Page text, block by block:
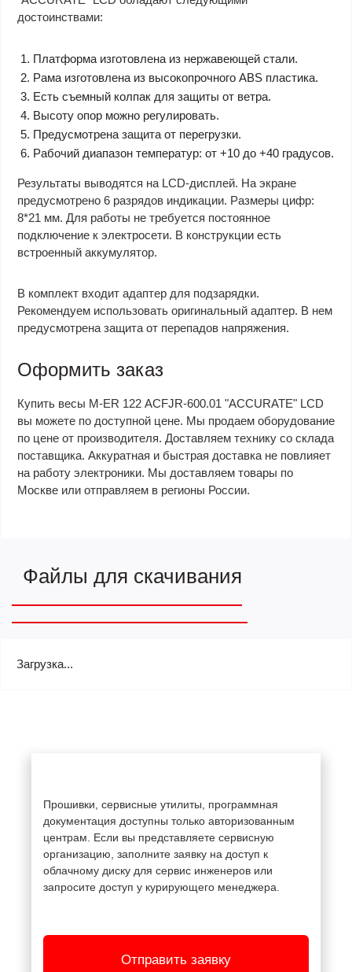
достоинствами:
Платформа изготовлена из нержавеющей стали.
Рама изготовлена из высокопрочного ABS пластика.
Есть съемный колпак для защиты от ветра.
Высоту опор можно регулировать.
Предусмотрена защита от перегрузки.
Рабочий диапазон температур: от +10 до +40 градусов.
Результаты выводятся на LCD-дисплей. На экране
предусмотрено 6 разрядов индикации. Размеры цифр:
8*21 мм. Для работы не требуется постоянное
подключение к электросети. В конструкции есть
встроенный аккумулятор.
В комплект входит адаптер для подзарядки.
Рекомендуем использовать оригинальный адаптер. В нем
предусмотрена защита от перепадов напряжения.
Оформить заказ
Купить весы M-ER 122 АCFJR-600.01 "ACCURATE" LСD
вы можете по доступной цене. Мы продаем оборудование
по цене от производителя. Доставляем технику со склада
поставщика. Аккуратная и быстрая доставка не повлияет
на работу электроники. Мы доставляем товары по
Москве или отправляем в регионы России.
Файлы для скачивания
Загрузка...
Прошивки, сервисные утилиты, программная
документация доступны только авторизованным
центрам. Если вы представляете сервисную
организацию, заполните заявку на доступ к
облачному диску для сервис инженеров или
запросите доступ у курирующего менеджера.
Отправить заявку